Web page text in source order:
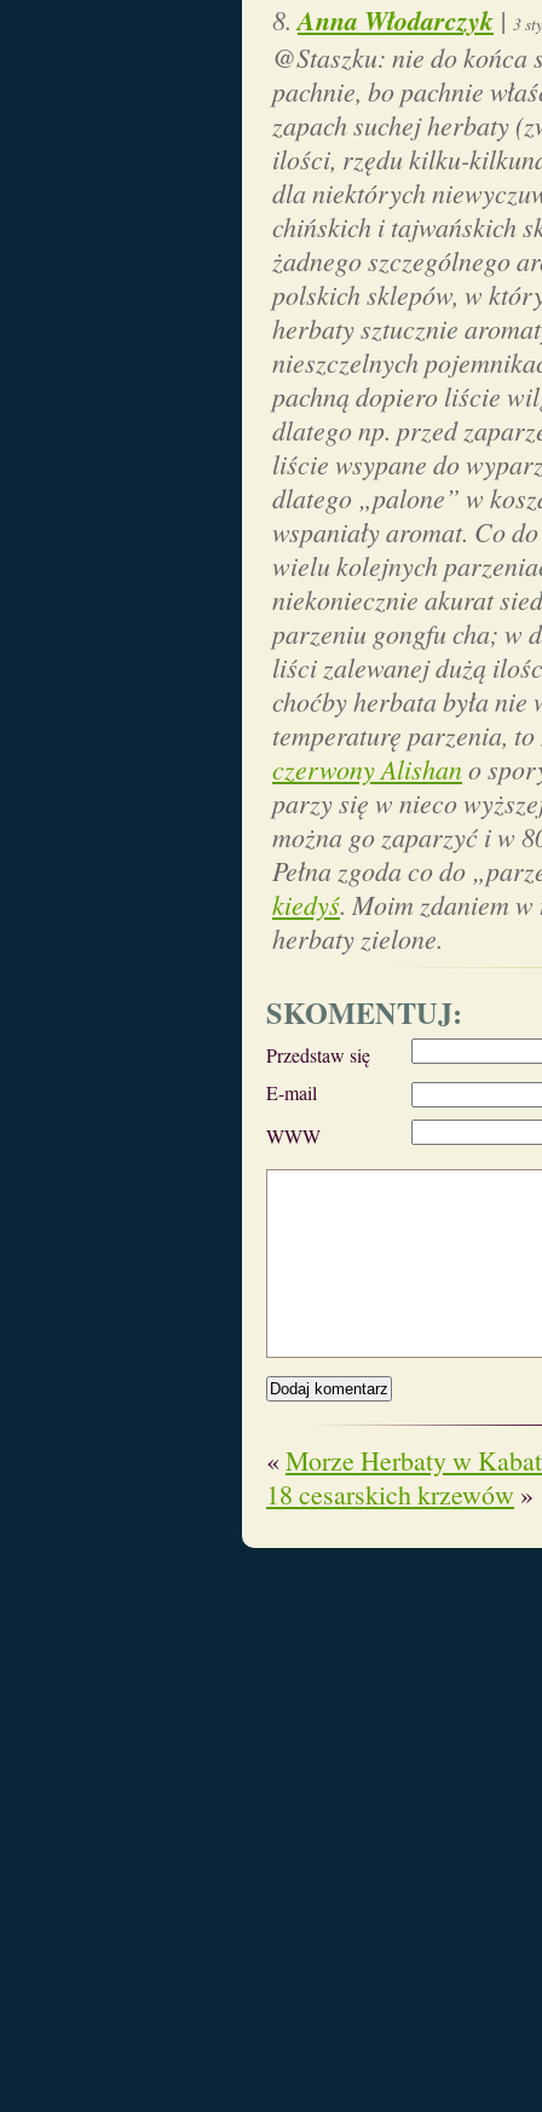
Anna Włodarczyk | 3
@Staszku: nie do końca
pachnie, bo pachnie
zapach suchej herbaty
ilości, rzędu kilku-
dla niektórych
chińskich i tajwańskich
żadnego szczególnego
polskich sklepów, w
herbaty sztucznie
nieszczelnych
pachną dopiero liście
dlatego np. przed
liście wsypane do
dlatego „palone” w
wspaniały aromat. Co
wielu kolejnych
niekoniecznie akurat
parzeniu gongfu cha; w
liści zalewanej dużą
choćby herbata była
temperaturę parzenia,
czerwony Alishano
parzy się w nieco
można go zaparzyć i w
Pełna zgoda co do
kiedyś. Moim zdaniem
herbaty zielone.
SKOMENTUJ:
Przedstaw się
E-mail
WWW
«Morze Herbaty w
18 cesarskich krzewów »